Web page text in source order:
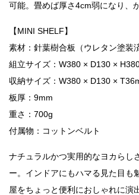
可能。畳めば厚さ4cm弱になり、
【MINI SHELF】
素材：針葉樹合板（ウレタン塗装
組立サイズ：W380 × D130 ×
収納サイズ：W380 × D130 ×
板厚：9mm
重さ：700g
付属物：コットンベルト
ナチュラルかつ実用的なヨカらし
ー。インドアにもハマる見た目も
屋をちょっと便利におしゃれに演